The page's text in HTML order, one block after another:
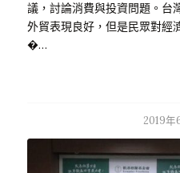
議，討論消費與投資問題。台
外貿表現良好，但是民眾對經
�…
2019年